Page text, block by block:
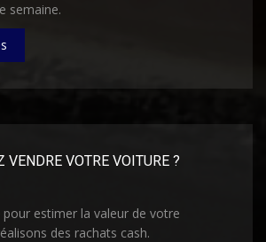
semaine.
VENDRE VOTRE VOITURE ?
estimer la valeur de votre
des rachats cash.